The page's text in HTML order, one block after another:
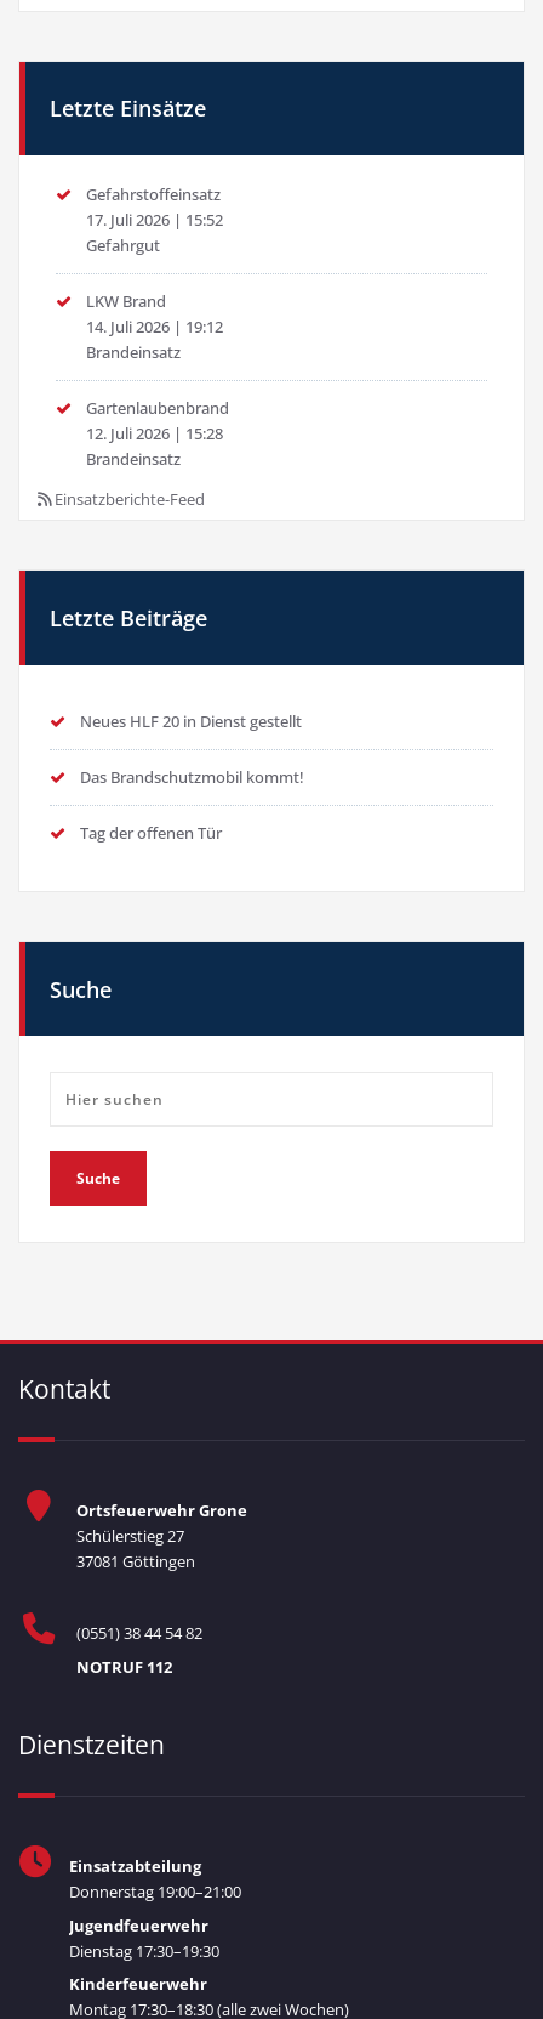
Letzte Einsätze
Gefahrstoffeinsatz
17. Juli 2026 | 15:52
Gefahrgut
LKW Brand
14. Juli 2026 | 19:12
Brandeinsatz
Gartenlaubenbrand
12. Juli 2026 | 15:28
Brandeinsatz
Einsatzberichte-Feed
Letzte Beiträge
Neues HLF 20 in Dienst gestellt
Das Brandschutzmobil kommt!
Tag der offenen Tür
Suche
Kontakt
Ortsfeuerwehr Grone
Schülerstieg 27
37081 Göttingen
(0551) 38 44 54 82
NOTRUF 112
Dienstzeiten
Einsatzabteilung
Donnerstag 19:00–21:00
Jugendfeuerwehr
Dienstag 17:30–19:30
Kinderfeuerwehr
Montag 17:30–18:30 (alle zwei Wochen)